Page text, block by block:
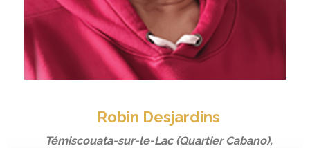
Robin Desjardins
Témiscouata-sur-le-Lac (Quartier Cabano),